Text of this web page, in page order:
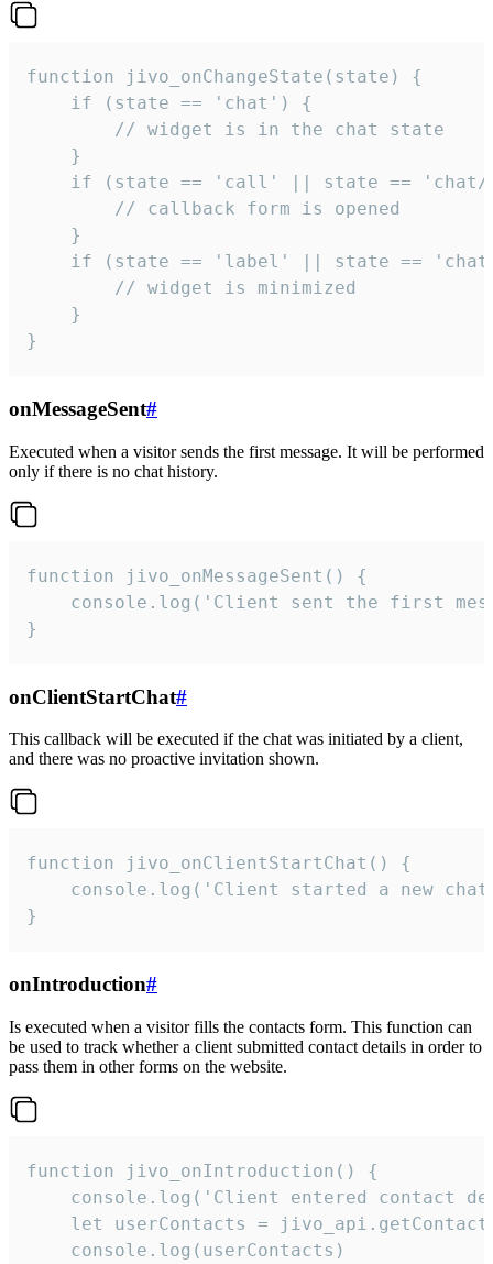
function jivo_onChangeState(state) {
    if (state == 'chat') {
        // widget is in the chat state
    }
if (state == 'call' || state ==
        // callback form is opened
    }
if (state == 'label' || state ==
        // widget is minimized
    }
}
onMessageSent#
Executed when a visitor sends the first message. It will be performed
only if there is no chat history.
function jivo_onMessageSent() {
console.log('Client sent the first
}
onClientStartChat#
This callback will be executed if the chat was initiated by a client,
and there was no proactive invitation shown.
function jivo_onClientStartChat() {
console.log('Client started a new
}
onIntroduction#
Is executed when a visitor fills the contacts form. This function can
be used to track whether a client submitted contact details in order to
pass them in other forms on the website.
function jivo_onIntroduction() {
console.log('Client entered contact
let userContacts =
    console.log(userContacts)